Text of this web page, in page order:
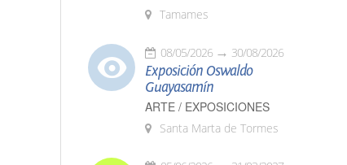
Tamames
08/05/2026 30/08/2026
Exposición Oswaldo
Guayasamín
ARTE / EXPOSICIONES
Santa Marta de Tormes